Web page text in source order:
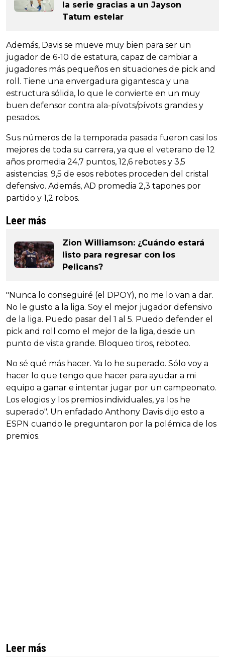
la serie gracias a un Jayson
Tatum estelar
Además, Davis se mueve muy bien para ser un
jugador de 6-10 de estatura, capaz de cambiar a
jugadores más pequeños en situaciones de pick and
roll. Tiene una envergadura gigantesca y una
estructura sólida, lo que le convierte en un muy
buen defensor contra ala-pívots/pívots grandes y
pesados.
Sus números de la temporada pasada fueron casi los
mejores de toda su carrera, ya que el veterano de 12
años promedia 24,7 puntos, 12,6 rebotes y 3,5
asistencias; 9,5 de esos rebotes proceden del cristal
defensivo. Además, AD promedia 2,3 tapones por
partido y 1,2 robos.
Leer más
Zion Williamson: ¿Cuándo estará
listo para regresar con los
Pelicans?
"Nunca lo conseguiré (el DPOY), no me lo van a dar.
No le gusto a la liga. Soy el mejor jugador defensivo
de la liga. Puedo pasar del 1 al 5. Puedo defender el
pick and roll como el mejor de la liga, desde un
punto de vista grande. Bloqueo tiros, reboteo.
No sé qué más hacer. Ya lo he superado. Sólo voy a
hacer lo que tengo que hacer para ayudar a mi
equipo a ganar e intentar jugar por un campeonato.
Los elogios y los premios individuales, ya los he
superado". Un enfadado Anthony Davis dijo esto a
ESPN cuando le preguntaron por la polémica de los
premios.
Leer más